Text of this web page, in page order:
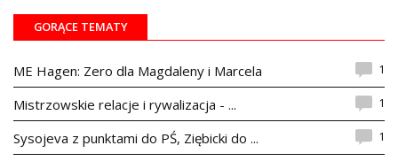
GORĄCE TEMATY
ME Hagen: Zero dla Magdaleny i Marcela 1
Mistrzowskie relacje i rywalizacja - ... 1
Sysojeva z punktami do PŚ, Ziębicki do ... 1